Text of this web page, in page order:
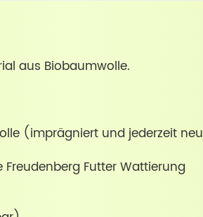
aus Biobaumwolle.
(imprägniert und jederzeit neu
Futter Wattierung